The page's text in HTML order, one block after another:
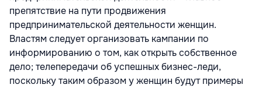
препятствие на пути продвижения
предпринимательской деятельности женщин.
Властям следует организовать кампании по
информированию о том, как открыть собственное
дело; телепередачи об успешных бизнес-леди,
поскольку таким образом у женщин будут примеры